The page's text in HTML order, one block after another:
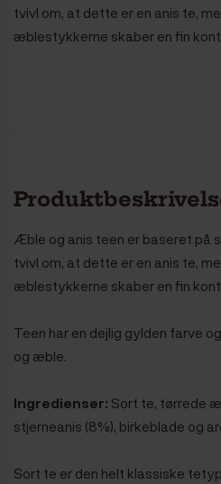
tvivl om, at dette er en anis te,
æblestykkerne skaber en fin
Æble og anis teen er baseret på
tvivl om, at dette er en anis te,
æblestykkerne skaber en fin
Teen har en dejlig gylden farve
og æble.
Ingredienser: Sort te, tørrede
stjerneanis (8%), birkeblade og
Sort te er den helt klassiske